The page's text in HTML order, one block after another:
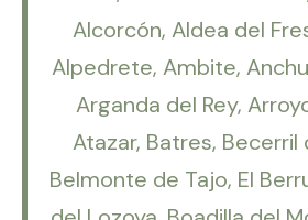
Alcorcón, Aldea del
Alpedrete, Ambite,
Arganda del Rey,
Atazar, Batres, Becerril
Belmonte de Tajo, El